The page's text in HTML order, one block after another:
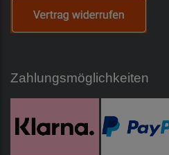
Zahlungsmöglichkeiten